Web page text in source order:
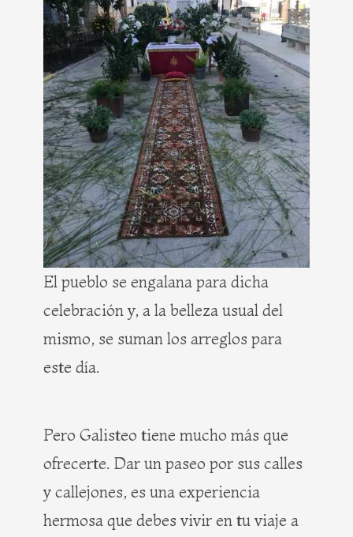
El pueblo se engalana para dicha
celebración y, a la belleza usual del
mismo, se suman los arreglos para
este día.
Pero Galisteo tiene mucho más que
ofrecerte. Dar un paseo por sus calles
y callejones, es una experiencia
hermosa que debes vivir en tu viaje a